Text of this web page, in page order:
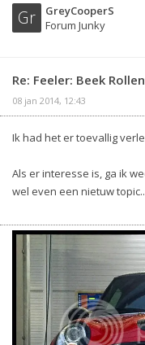
Gr
GreyCooperS
Forum Junky
Re: Feeler: Beek
08 jan 2014, 12:43
Ik had het er toevallig
Als er interesse is, ga ik
wel even een nietuw